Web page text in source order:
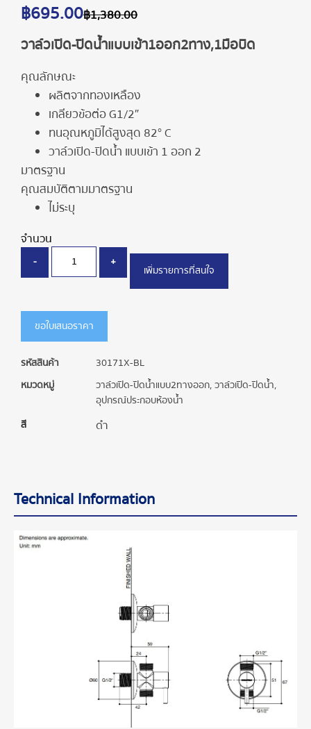
฿1,380.00
฿695.00
วาล์วเปิด-ปิดน้ำแบบเข้า1ออก2ทาง,1มือบิด
คุณลักษณะ
ผลิตจากทองเหลือง
เกลียวข้อต่อ G1/2″
ทนอุณหภูมิได้สูงสุด 82° C
วาล์วเปิด-ปิดน้ำ แบบเข้า 1 ออก 2
มาตรฐาน
คุณสมบัติตามมาตรฐาน
ไม่ระบุ
จำนวน
- +
เพิ่มรายการที่สนใจ
ขอใบเสนอราคา
รหัสสินค้า
30171X-BL
หมวดหมู่
วาล์วเปิด-ปิดน้ำแบบ2ทางออก,วาล์วเปิด-ปิดน้ำ,
อุปกรณ์ประกอบห้องน้ำ
สี ดำ
Technical Information